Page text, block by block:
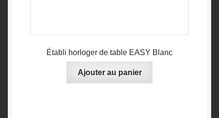
Établi horloger de table EASY Blanc
Ajouter au panier